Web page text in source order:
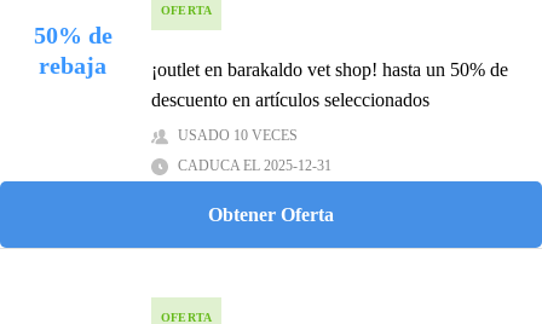
50% de
rebaja
OFERTA
¡outlet en barakaldo vet shop! hasta un 50% de
descuento en artículos seleccionados
USADO 10 VECES
CADUCA EL 2025-12-31
Obtener Oferta
OFERTA